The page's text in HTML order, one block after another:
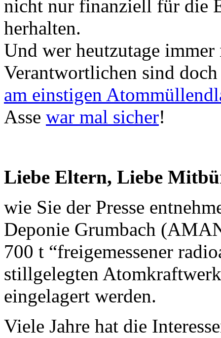
nicht nur finanziell für die
herhalten.
Und wer heutzutage
Verantwortlichen sind
am einstigen
Asse war mal sicher!
Liebe Eltern, Liebe
wie Sie der Presse
Deponie Grumbach
700 t “freigemessener
stillgelegten
eingelagert werden.
Viele Jahre hat die